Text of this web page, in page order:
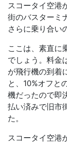
スコータイ空港
街のバスターミ
さらに乗り合い
ここは、素直に
でしょう。料金
が飛行機の到着
と、10%オフと
機だったので即
払い済みで旧市
た。
スコータイ空港